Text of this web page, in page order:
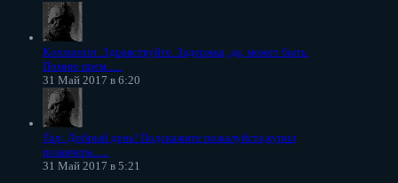
Konstantin: Здравствуйте. Задержка, да, может быть.
Помню прем......
31 Май 2017 в 6:20
Тар: Добрый день! Подскажите пожалуйста,купил
позавчера......
31 Май 2017 в 5:21